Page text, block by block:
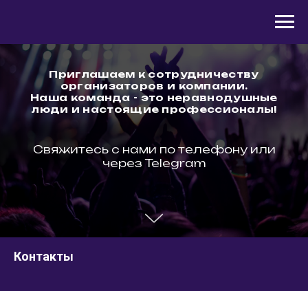
Приглашаем к сотрудничеству
организаторов и компании.
Наша команда - это неравнодушные
люди и настоящие профессионалы!
Свяжитесь с нами по телефону или
через Telegram
Контакты